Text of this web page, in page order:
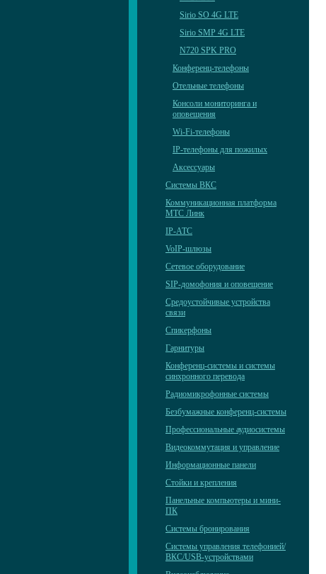
Sirio SO 4G LTE
Sirio SMP 4G LTE
N720 SPK PRO
Конференц-телефоны
Отельные телефоны
Консоли мониторинга и
оповещения
Wi-Fi-телефоны
IP-телефоны для пожилых
Аксессуары
Системы ВКС
Коммуникационная платформа
МТС Линк
IP-АТС
VoIP-шлюзы
Сетевое оборудование
SIP-домофония и оповещение
Средоустойчивые устройства
связи
Спикерфоны
Гарнитуры
Конференц-системы и системы
синхронного перевода
Радиомикрофонные системы
Безбумажные конференц-системы
Профессиональные аудиосистемы
Видеокоммутация и управление
Информационные панели
Стойки и крепления
Панельные компьютеры и мини-
ПК
Системы бронирования
Системы управления телефонией/
ВКС/USB-устройствами